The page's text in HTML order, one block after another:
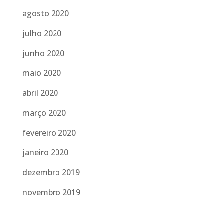
agosto 2020
julho 2020
junho 2020
maio 2020
abril 2020
março 2020
fevereiro 2020
janeiro 2020
dezembro 2019
novembro 2019